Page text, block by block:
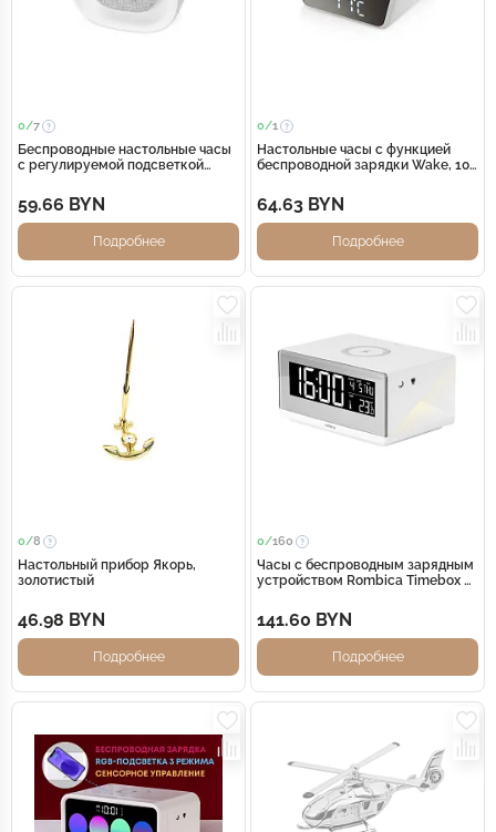
0/7
Беспроводные настольные часы
с регулируемой подсветкой
59.66 BYN
Подробнее
0/1
Настольные часы с функцией
беспроводной зарядки Wake, 10
64.63 BYN
Подробнее
0/8
Настольный прибор Якорь,
золотистый
46.98 BYN
Подробнее
0/160
Часы с беспроводным зарядным
устройством Rombica Timebox 2,
141.60 BYN
Подробнее